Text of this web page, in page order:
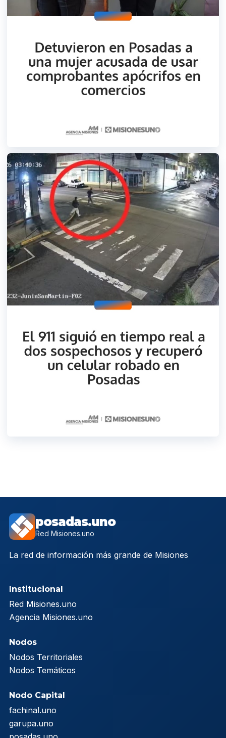
posadas.uno
Red Misiones.uno
La red de información más grande de Misiones
Institucional
Red Misiones.uno
Agencia Misiones.uno
Nodos
Nodos Territoriales
Nodos Temáticos
Nodo Capital
fachinal.uno
garupa.uno